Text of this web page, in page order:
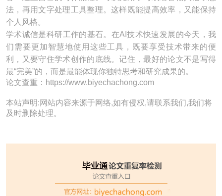
法，再用文字处理工具整理。这样既能提高效率，又能保持
个人风格。
学术诚信是科研工作的基石。在AI技术快速发展的今天，我
们需要更加智慧地使用这些工具，既要享受技术带来的便
利，又要守住学术创作的底线。记住，最好的论文不是写得
最“完美”的，而是最能体现你独特思考和研究成果的。
论文查重：https://www.biyechachong.com
本站声明:网站内容来源于网络,如有侵权,请联系我们,我们将
及时删除处理。